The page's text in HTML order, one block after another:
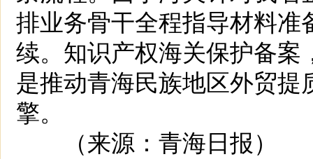
排业务骨干全程指导材料准
续。知识产权海关保护备
是推动青海民族地区外贸
擎。
（来源：青海日报）